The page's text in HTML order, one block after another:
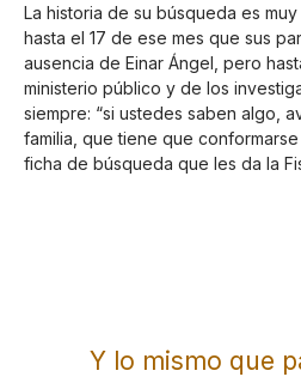
La historia de su búsqueda es
hasta el 17 de ese mes que sus
ausencia de Einar Ángel, pero
ministerio público y de los
siempre: “si ustedes saben algo,
familia, que tiene que
ficha de búsqueda que les da la
Y lo mismo que